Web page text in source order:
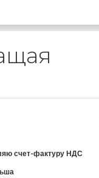
счет-фактуру НДС